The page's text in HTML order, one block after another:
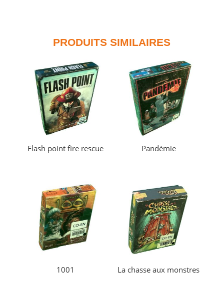
PRODUITS SIMILAIRES
Flash point fire rescue Pandémie
1001 La chasse aux monstres